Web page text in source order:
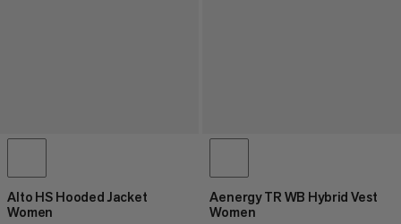
Alto HS Hooded Jacket
Women
Aenergy TR WB Hybrid Vest
Women